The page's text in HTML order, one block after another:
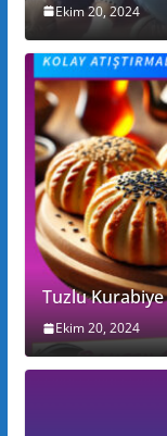
Ekim 20, 2024
Tuzlu Kurabiye
Ekim 20, 2024